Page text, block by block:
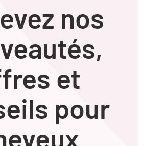
nos
et
pour